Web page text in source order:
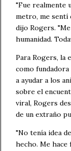
"Fue realmente
metro, me sentí
dijo Rogers.
humanidad.
Para Rogers, la
como fundadora
a ayudar a los
sobre el
viral, Rogers
de un extraño
"No tenía idea
hecho. Me hace